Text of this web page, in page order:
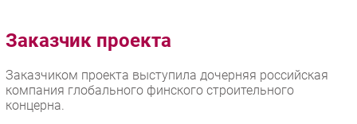
Новости
Аналитика
Заказчик проекта
Заказчиком проекта выступила дочерняя российская
компания глобального финского строительного
концерна.